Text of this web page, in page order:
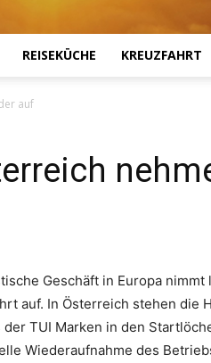
Touristiknews
REISEKÜCHE KREUZFAHRT
auf
Geschäft in Europa nimmt
auf. In Österreich stehen die
der TUI Marken in den
Wiederaufnahme des